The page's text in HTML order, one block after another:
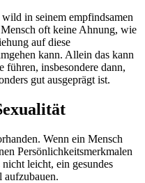
in seinem empfindsamen
oft keine Ahnung, wie
auf diese
kann. Allein das kann
führen, insbesondere dann,
gut ausgeprägt ist.
Wenn ein Mensch
Persönlichkeitsmerkmalen
leicht, ein gesundes
aufzubauen.